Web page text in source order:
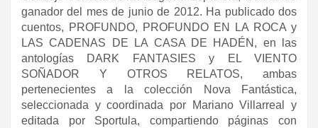
ganador del mes de junio de 2012. Ha publicado dos
cuentos, PROFUNDO, PROFUNDO EN LA ROCA y
LAS CADENAS DE LA CASA DE HADÉN, en las
antologías DARK FANTASIES y EL VIENTO
SOÑADOR Y OTROS RELATOS, ambas
pertenecientes a la colección Nova Fantástica,
seleccionada y coordinada por Mariano Villarreal y
editada por Sportula, compartiendo páginas con